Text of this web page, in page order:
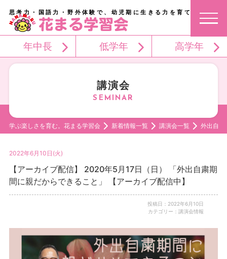
思考力・国語力・野外体験で、幼児期に生きる力を育てる。
年中長 低学年 高学年
講演会
学ぶ楽しさを育む。花まる学習会 新着情報一覧 講演会一覧 外出自粛
2022年6月10日(火)
【アーカイブ配信】 2020年5月17日（日） 「外出自粛期
間に親だからできること」 【アーカイブ配信中】
投稿日：2022年6月10日
カテゴリー：講演会情報